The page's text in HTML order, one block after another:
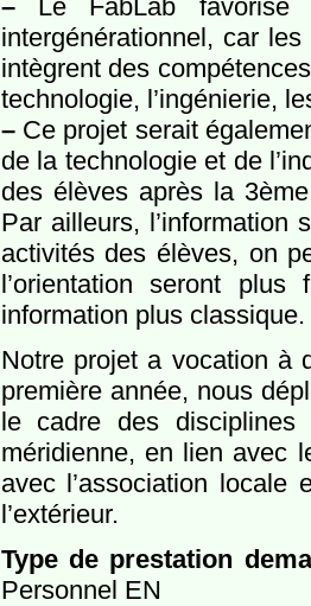
–Le FabLab favorise
intergénérationnel, car
intègrent des
technologie, l’ingénierie,
–Ce projet serait
de la technologie et de
des élèves après la
Par ailleurs,
activités des élèves, on
l’orientation seront
information plus classique.
Notre projet a vocation à
première année, nous
le cadre des
méridienne, en lien avec
avec l’association
l’extérieur.
Type de prestation
Personnel EN